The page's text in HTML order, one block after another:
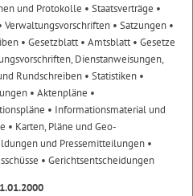
und Protokolle • Staatsverträge •
Verwaltungsvorschriften • Satzungen •
• Gesetzblatt• Amtsblatt• Gesetze
Dienstanweisungen,
Rundschreiben • Statistiken •
• Aktenpläne •
• Informationsmaterial und
• Karten, Pläne und Geo-
und Pressemitteilungen •
• Gerichtsentscheidungen